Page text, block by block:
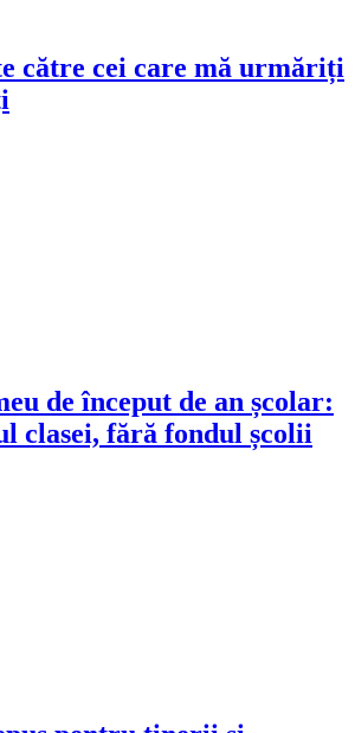
către cei care mă urmăriți
de început de an școlar:
clasei, fără fondul școlii